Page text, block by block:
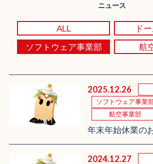
ニュース
ALL
ド
ソフトウェア事業部
航
2025.12.26
ソフトウェア事業
航空事業部
年末年始休業の
2024.12.27